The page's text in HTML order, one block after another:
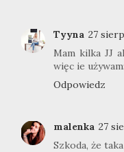
Tyyna 27
Mam kilka JJ
więc ie
Odpowiedz
malenka 27
Szkoda, że